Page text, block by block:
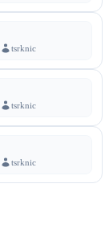
tsrknic
tsrknic
tsrknic